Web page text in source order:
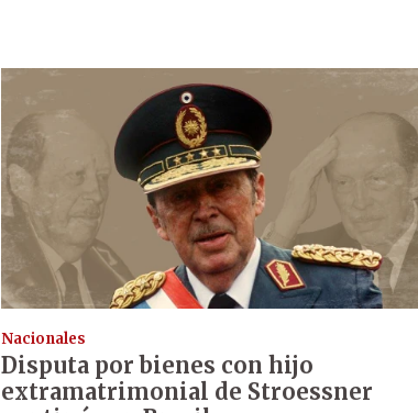
Nacionales
Disputa por bienes con hijo
extramatrimonial de Stroessner